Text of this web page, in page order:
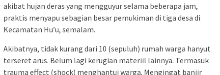
akibat hujan deras yang mengguyur selama beberapa jam,
praktis menyapu sebagian besar pemukiman di tiga desa di
Kecamatan Hu’u, semalam.
Akibatnya, tidak kurang dari 10 (sepuluh) rumah warga hanyut
terseret arus. Belum lagi kerugian materiil lainnya. Termasuk
trauma effect (shock) menghantui warga. Mengingat banjir